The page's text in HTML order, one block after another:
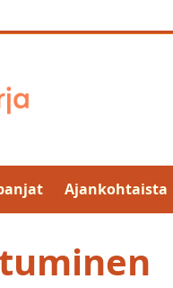
Ajankohtaista